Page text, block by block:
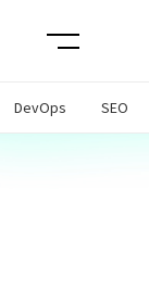
DevOps SEO